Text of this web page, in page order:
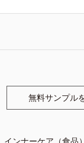
無料サンプル